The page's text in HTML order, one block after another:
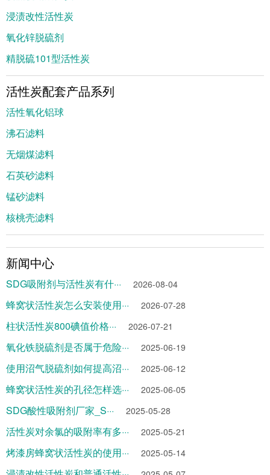
浸渍改性活性炭
氧化锌脱硫剂
精脱硫101型活性炭
活性炭配套产品系列
活性氧化铝球
沸石滤料
无烟煤滤料
石英砂滤料
锰砂滤料
核桃壳滤料
新闻中心
SDG吸附剂与活性炭有什··· 2026-08-04
蜂窝状活性炭怎么安装使用··· 2026-07-28
柱状活性炭800碘值价格··· 2026-07-21
氧化铁脱硫剂是否属于危险··· 2025-06-19
使用沼气脱硫剂如何提高沼··· 2025-06-12
蜂窝状活性炭的孔径怎样选··· 2025-06-05
SDG酸性吸附剂厂家_S··· 2025-05-28
活性炭对余氯的吸附率有多··· 2025-05-21
烤漆房蜂窝状活性炭的使用··· 2025-05-14